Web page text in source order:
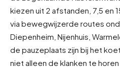
kiezen uit 2 afstanden, 7,5 en
via bewegwijzerde routes
Diepenheim, Nijenhuis,
de pauzeplaats zijn bij het
niet alleen de klanken te